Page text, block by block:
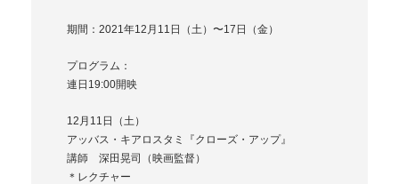
期間：2021年12月11日（土）〜17日（金）
プログラム：
連日19:00開映
12月11日（土）
アッバス・キアロスタミ『クローズ・アップ』
講師 深田晃司（映画監督）
＊レクチャー